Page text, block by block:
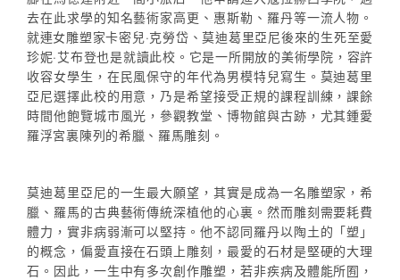
去在此求學的知名藝術家高更、惠斯勒、羅丹等一流人物。
就連女雕塑家卡密兒·克勞岱、莫迪葛里亞尼後來的生死至愛
珍妮·艾布登也是就讀此校。它是一所開放的美術學院，容許
收容女學生，在民風保守的年代為男模特兒寫生。莫迪葛里
亞尼選擇此校的用意，乃是希望接受正規的課程訓練，課餘
時間他飽覽城市風光，參觀教堂、博物館與古跡，尤其鍾愛
羅浮宮裏陳列的希臘、羅馬雕刻。
莫迪葛里亞尼的一生最大願望，其實是成為一名雕塑家，希
臘、羅馬的古典藝術傳統深植他的心裏。然而雕刻需要耗費
體力，實非病弱漸可以堅持。他不認同羅丹以陶土的「塑」
的概念，偏愛直接在石頭上雕刻，最愛的石材是堅硬的大理
石。因此，一生中有多次創作雕塑，若非疾病及體能所囿，